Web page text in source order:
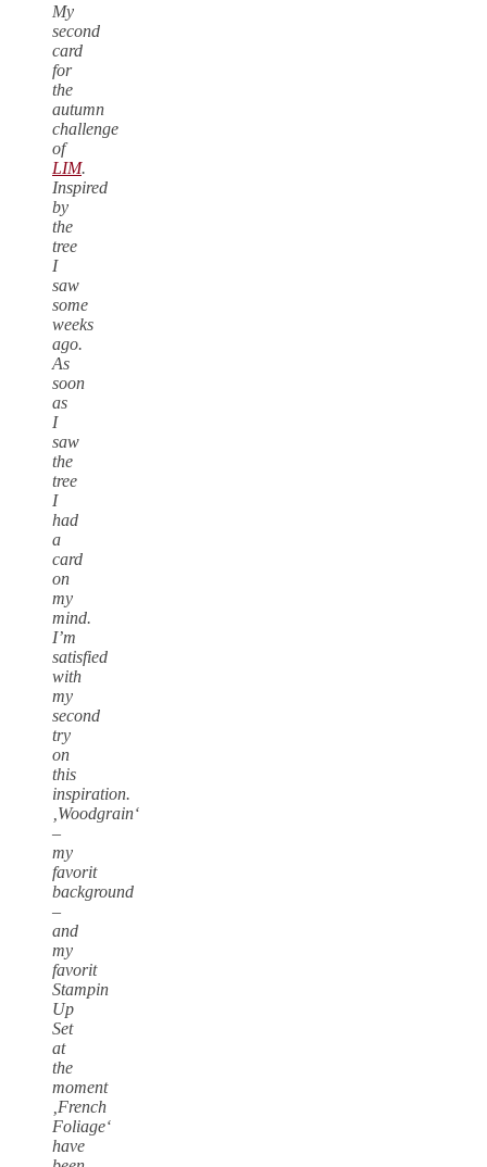
My
second
card
for
the
autumn
challenge
of
LIM.
Inspired
by
the
tree
I
saw
some
weeks
ago.
As
soon
as
I
saw
the
tree
I
had
a
card
on
my
mind.
I’m
satisfied
with
my
second
try
on
this
inspiration.
‚Woodgrain‘
–
my
favorit
background
–
and
my
favorit
Stampin
Up
Set
at
the
moment
‚French
Foliage‘
have